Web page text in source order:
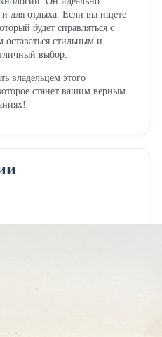
и для отдыха. Если вы ищете
будет справляться с
стильным и
выбор.
владельцем этого
станет вашим верным